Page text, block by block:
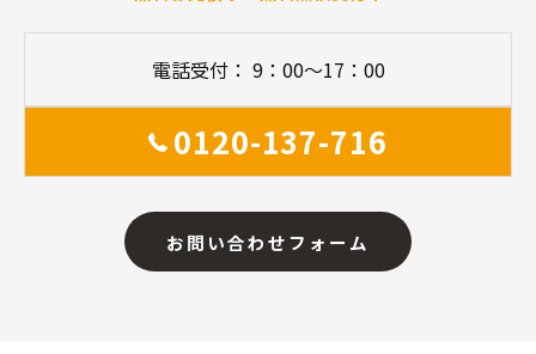
電話受付： 9：00～17：00
0120-137-716
お問い合わせフォーム